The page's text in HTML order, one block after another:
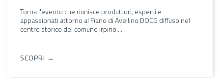
Torna l'evento che riunisce produttori, esperti e
appassionati attorno al Fiano di Avellino DOCG diffuso nel
centro storico del comune irpino....
SCOPRI →